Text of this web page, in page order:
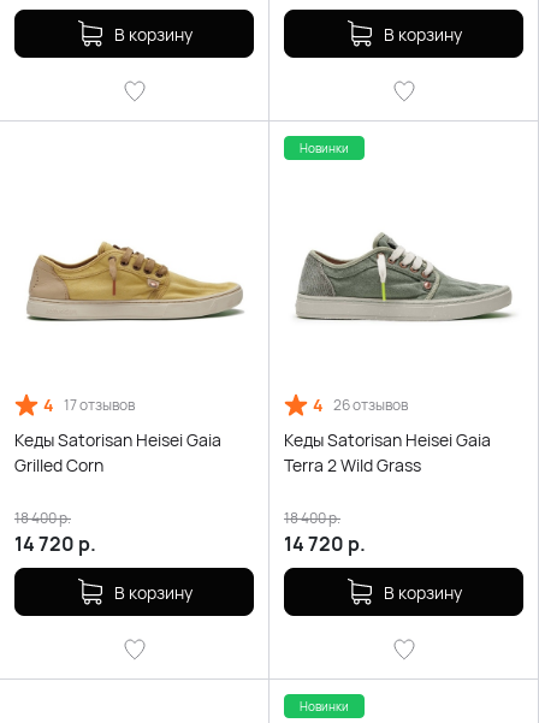
В корзину В корзину
4 17 отзывов
Кеды Satorisan Heisei Gaia
Grilled Corn
14 720 р.
18 400р.
В корзину
Новинки
4 26 отзывов
Кеды Satorisan Heisei Gaia
Terra 2 Wild Grass
14 720 р.
18 400р.
В корзину
Новинки